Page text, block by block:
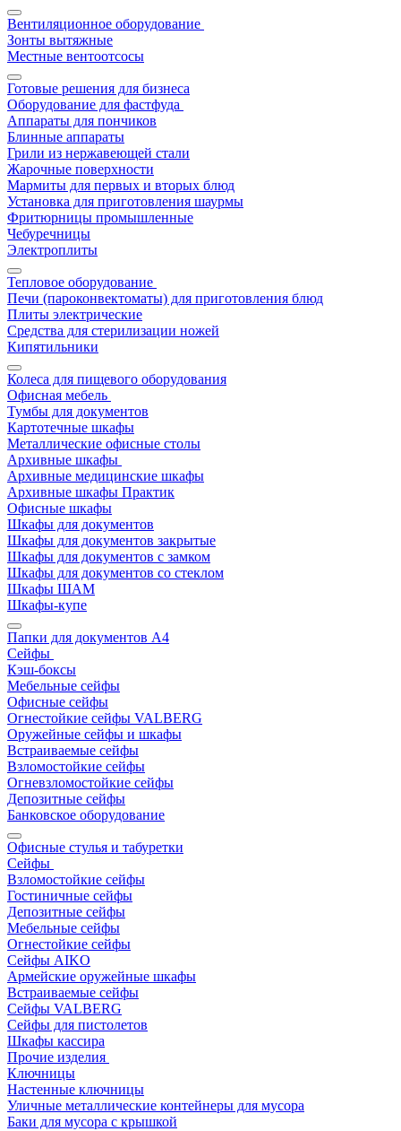
Вентиляционное оборудование
Зонты вытяжные
Местные вентоотсосы
Готовые решения для бизнеса
Оборудование для фастфуда
Аппараты для пончиков
Блинные аппараты
Грили из нержавеющей стали
Жарочные поверхности
Мармиты для первых и вторых блюд
Установка для приготовления шаурмы
Фритюрницы промышленные
Чебуречницы
Электроплиты
Тепловое оборудование
Печи (пароконвектоматы) для приготовления блюд
Плиты электрические
Средства для стерилизации ножей
Кипятильники
Колеса для пищевого оборудования
Офисная мебель
Тумбы для документов
Картотечные шкафы
Металлические офисные столы
Архивные шкафы
Архивные медицинские шкафы
Архивные шкафы Практик
Офисные шкафы
Шкафы для документов
Шкафы для документов закрытые
Шкафы для документов с замком
Шкафы для документов со стеклом
Шкафы ШАМ
Шкафы-купе
Папки для документов A4
Сейфы
Кэш-боксы
Мебельные сейфы
Офисные сейфы
Огнестойкие сейфы VALBERG
Оружейные сейфы и шкафы
Встраиваемые сейфы
Взломостойкие сейфы
Огневзломостойкие сейфы
Депозитные сейфы
Банковское оборудование
Офисные стулья и табуретки
Сейфы
Взломостойкие сейфы
Гостиничные сейфы
Депозитные сейфы
Мебельные сейфы
Огнестойкие сейфы
Сейфы AIKO
Армейские оружейные шкафы
Встраиваемые сейфы
Сейфы VALBERG
Сейфы для пистолетов
Шкафы кассира
Прочие изделия
Ключницы
Настенные ключницы
Уличные металлические контейнеры для мусора
Баки для мусора с крышкой